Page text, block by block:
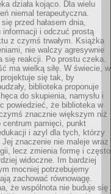
działa kojąco. Dla wielu
niemal terapeutyczna.
przed hałasem dnia,
informacji i odczuć prostą
z czymś trwałym. Książka
nie walczy agresywnie
się reakcji. Po prostu czeka.
ma wielką siłę. W świecie, w
się tak, by
biblioteka proponuje
do skupienia, namysłu i
powiedzieć, że biblioteka w
znacznie większym niż
centrum pamięci, punkt
i azyl dla tych, którzy
znaczenie nie maleje wraz
lecz zmienia formę i często
widoczne. Im bardziej
mocniej potrzebujemy
zachować równowagę.
że wspólnota nie buduje się